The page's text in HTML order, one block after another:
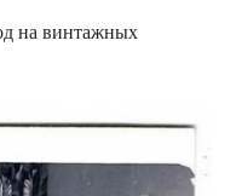
на винтажных